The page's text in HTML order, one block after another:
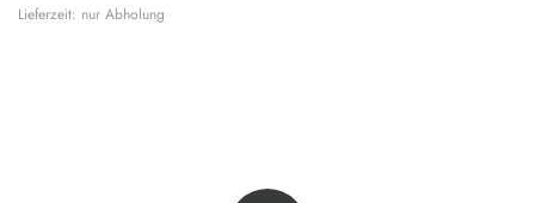
Lieferzeit: nur Abholung